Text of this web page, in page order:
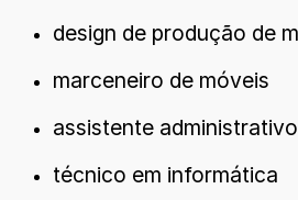
design de produção de
marceneiro de móveis
assistente administrativo
técnico em informática